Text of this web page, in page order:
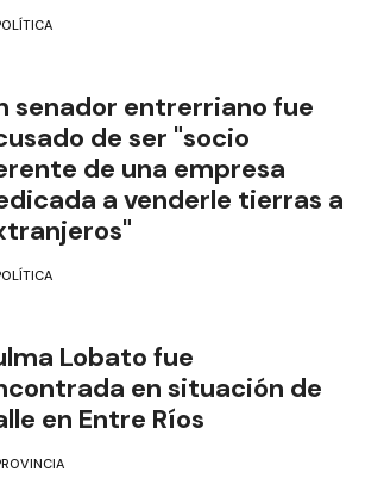
senador entrerriano fue
de ser "socio
de una empresa
a venderle tierras a
Lobato fue
en situación de
en Entre Ríos